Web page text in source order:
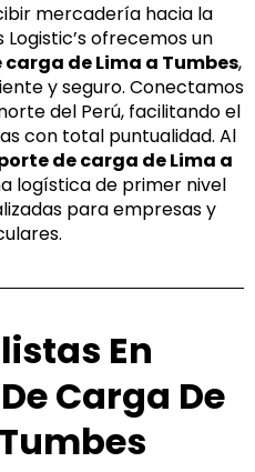
mercadería hacia la
ofrecemos un
de Lima a Tumbes,
y seguro. Conectamos
del Perú, facilitando el
con total puntualidad. Al
de carga de Lima a
logística de primer nivel
para empresas y
En
Carga De